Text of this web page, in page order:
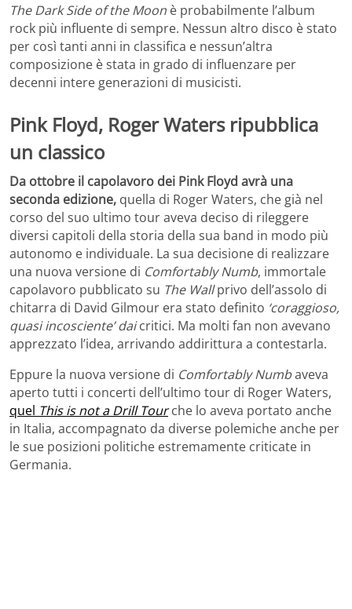
The Dark Side of the Moon è probabilmente l’album
rock più influente di sempre. Nessun altro disco è stato
per così tanti anni in classifica e nessun’altra
composizione è stata in grado di influenzare per
decenni intere generazioni di musicisti.
Pink Floyd, Roger Waters ripubblica
un classico
Da ottobre il capolavoro dei Pink Floyd avrà una
seconda edizione, quella di Roger Waters, che già nel
corso del suo ultimo tour aveva deciso di rileggere
diversi capitoli della storia della sua band in modo più
autonomo e individuale. La sua decisione di realizzare
una nuova versione di Comfortably Numb, immortale
capolavoro pubblicato su The Wallprivo dell’assolo di
chitarra di David Gilmour era stato definito ‘coraggioso,
quasi incosciente’ daicritici. Ma molti fan non avevano
apprezzato l’idea, arrivando addirittura a contestarla.
Eppure la nuova versione di Comfortably Numbaveva
aperto tutti i concerti dell’ultimo tour di Roger Waters,
quel This is not a Drill Tourche lo aveva portato anche
in Italia, accompagnato da diverse polemiche anche per
le sue posizioni politiche estremamente criticate in
Germania.